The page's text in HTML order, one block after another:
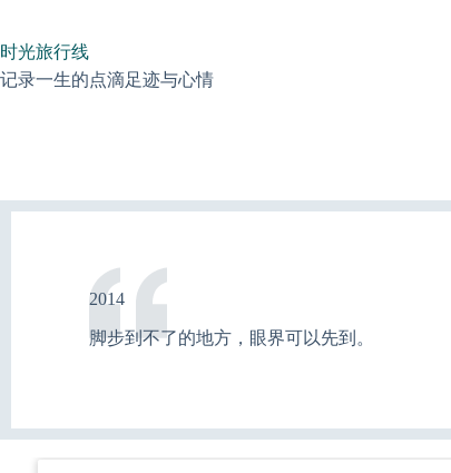
内
容
时光旅行线
记录一生的点滴足迹与心情
2014
脚步到不了的地方，眼界可以先到。